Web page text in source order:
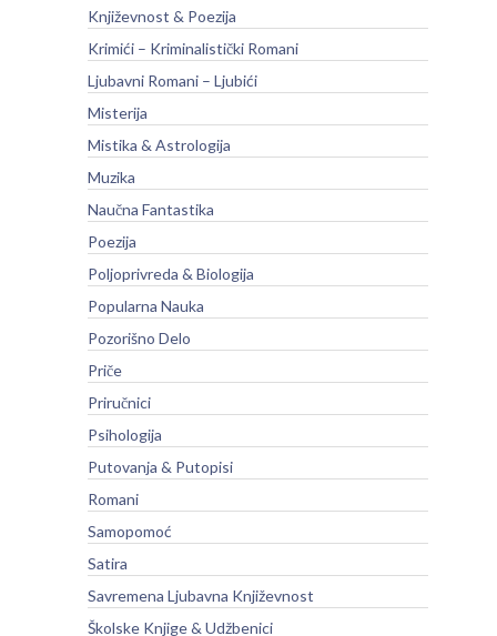
Književnost & Poezija
Krimići – Kriminalistički Romani
Ljubavni Romani – Ljubići
Misterija
Mistika & Astrologija
Muzika
Naučna Fantastika
Poezija
Poljoprivreda & Biologija
Popularna Nauka
Pozorišno Delo
Priče
Priručnici
Psihologija
Putovanja & Putopisi
Romani
Samopomoć
Satira
Savremena Ljubavna Književnost
Školske Knjige & Udžbenici